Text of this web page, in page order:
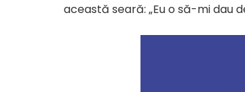
această seară: „Eu o să-mi dau